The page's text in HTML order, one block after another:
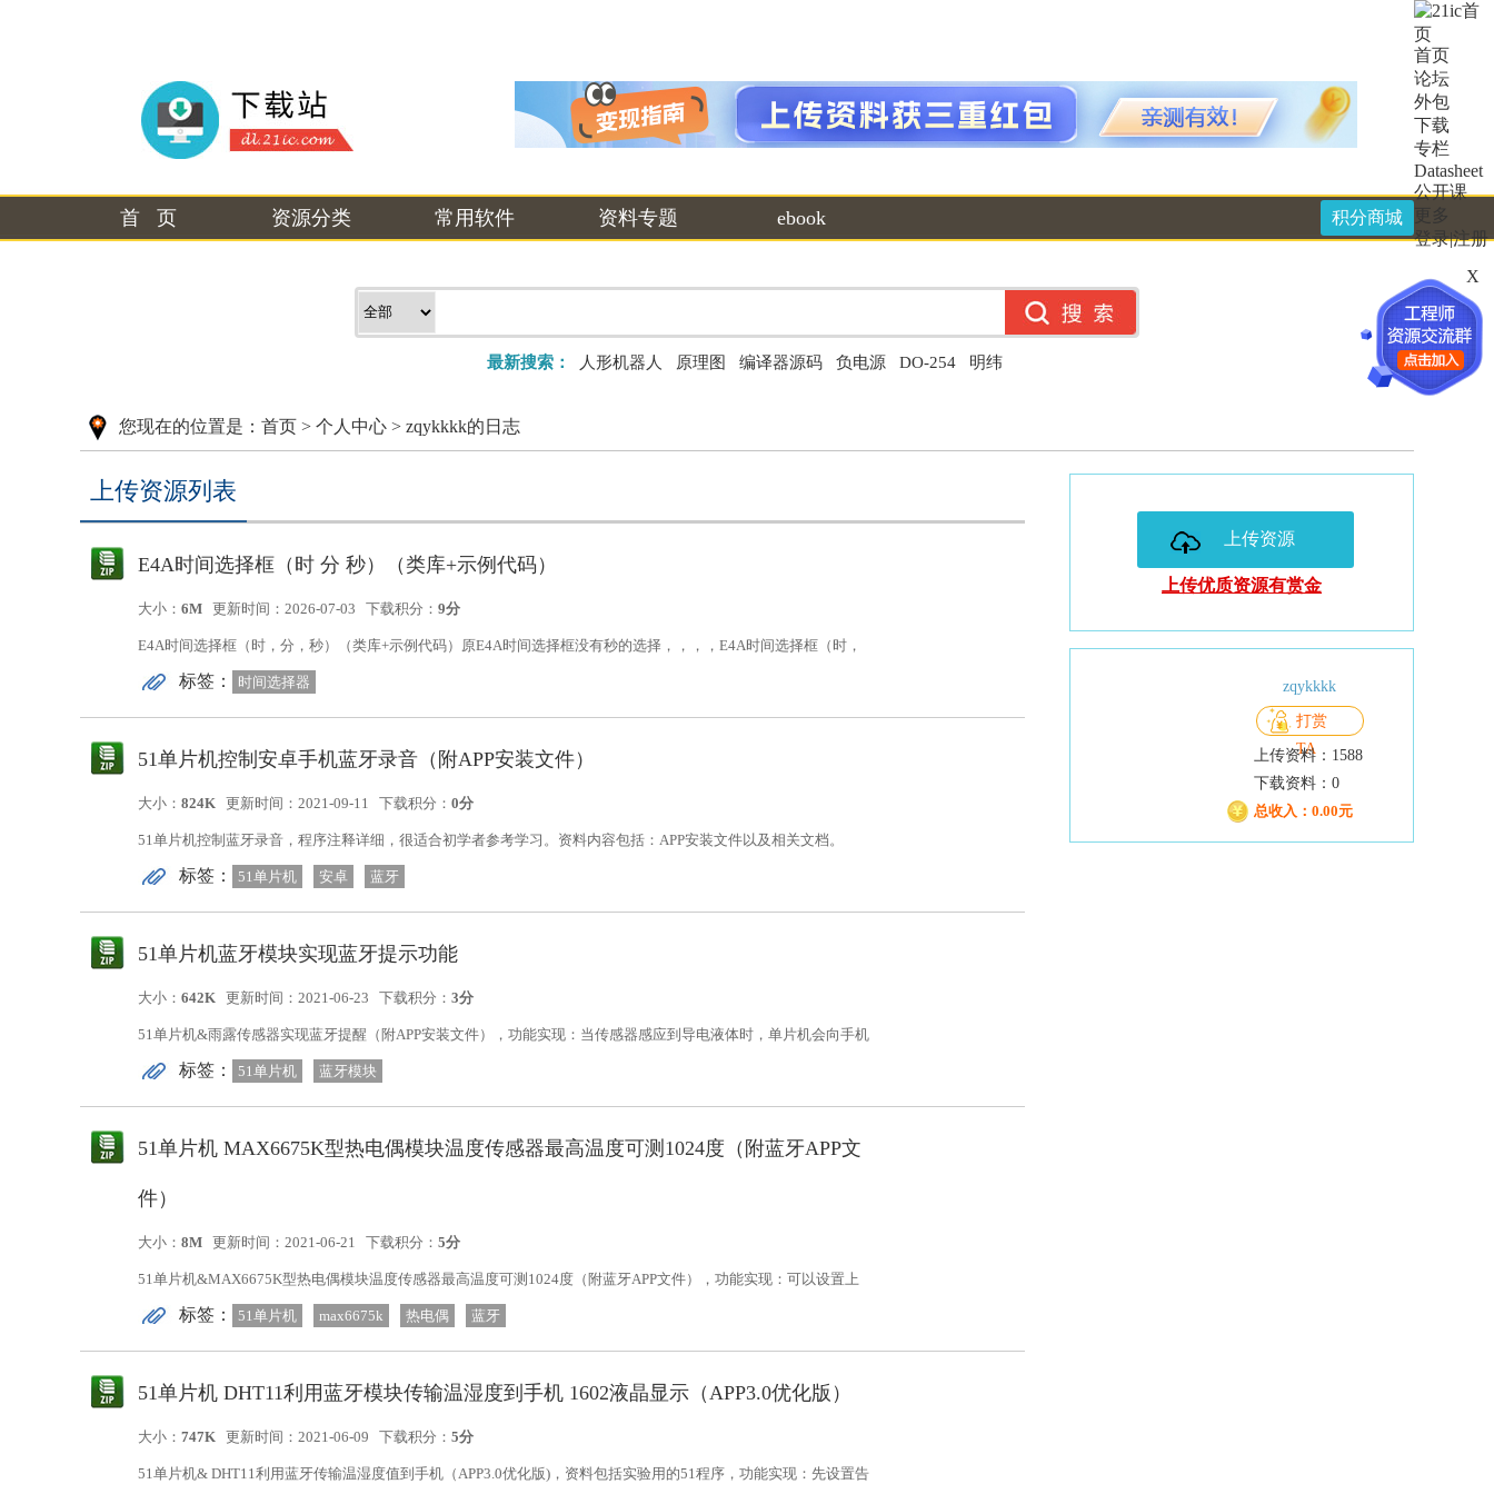
积分商城
首 页 资源分类 常用软件 资料专题 ebook
最新搜索： 人形机器人 原理图 编译器源码 负电源 DO-254 明纬
您现在的位置是： 首页 > 个人中心 > zqykkkk的日志
上传资源列表
E4A时间选择框（时 分 秒）（类库+示例代码）
大小： 6M 更新时间：2026-07-03 下载积分： 9分
E4A时间选择框（时，分，秒）（类库+示例代码）原E4A时间选择框没有秒的选择，，，，E4A时间选择框（时，
分，秒）本代与示例精确到了秒。代码实用性强，应用范围广。
标签： 时间选择器
51单片机控制安卓手机蓝牙录音（附APP安装文件）
大小： 824K 更新时间：2021-09-11 下载积分： 0分
51单片机控制蓝牙录音，程序注释详细，很适合初学者参考学习。资料内容包括：APP安装文件以及相关文档。
标签： 51单片机 安卓 蓝牙
51单片机蓝牙模块实现蓝牙提示功能
大小： 642K 更新时间：2021-06-23 下载积分： 3分
51单片机&雨露传感器实现蓝牙提醒（附APP安装文件），功能实现：当传感器感应到导电液体时，单片机会向手机
APP发送字符“A”，手机蓝牙接收到字符“A”记录当前时间，并发出警声来提醒更换。传感器可直接滴水测试。...
标签： 51单片机 蓝牙模块
51单片机 MAX6675K型热电偶模块温度传感器最高温度可测1024度（附蓝牙APP文
件）
大小： 8M 更新时间：2021-06-21 下载积分： 5分
51单片机&MAX6675K型热电偶模块温度传感器最高温度可测1024度（附蓝牙APP文件），功能实现：可以设置上
下限温度值，温度异常会发出警报声。资料包括程序源码以及相关文件。
标签： 51单片机 max6675k 热电偶 蓝牙
51单片机 DHT11利用蓝牙模块传输温湿度到手机 1602液晶显示（APP3.0优化版）
大小： 747K 更新时间：2021-06-09 下载积分： 5分
51单片机& DHT11利用蓝牙传输温湿度值到手机（APP3.0优化版)，资料包括实验用的51程序，功能实现：先设置告
上传资源
上传优质资源有赏金
zqykkkk
打赏
TA
上传资料：1588
下载资料：0
总收入：0.00元
X
首页
论坛
外包
下载
专栏
Datasheet
公开课
更多
登录|注册